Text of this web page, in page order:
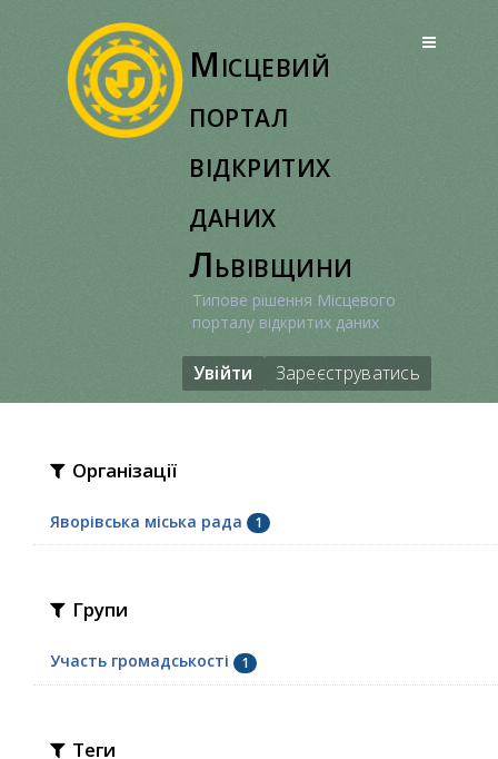
Місцевий
портал
відкритих
даних
Львівщини
Типове рішення Місцевого
порталу відкритих даних
Увійти Зареєструватись
Організації
Яворівська міська рада 1
Групи
Участь громадськості 1
Теги